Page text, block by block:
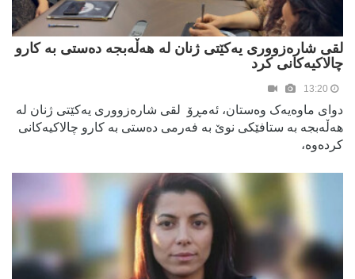
لقی شارەزووری یەکێتی ژنان لە هەڵەبجە دەستی بە کارو
چالاکیەکانی کرد
دوای ماوەیەک وەستان، ئەمڕۆ لقی شارەزووری یەکێتی ژنان لە
هەڵەبجە بە ستافێکی نوێ بە فەرمی دەستی بە کارو چالاکیەکانی
کردەوە،